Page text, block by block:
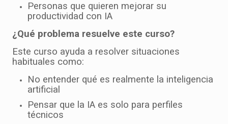
Personas que quieren mejorar su
productividad con IA
¿Qué problema resuelve este curso?
Este curso ayuda a resolver situaciones
habituales como:
No entender qué es realmente la inteligencia
artificial
Pensar que la IA es solo para perfiles
técnicos